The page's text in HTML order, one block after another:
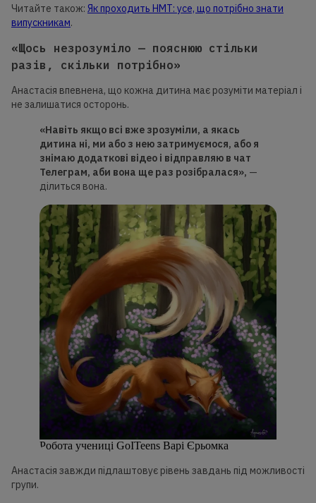
Читайте також: Як проходить НМТ: усе, що потрібно знати
випускникам.
«Щось незрозуміло — пояснюю стільки
разів, скільки потрібно»
Анастасія впевнена, що кожна дитина має розуміти матеріал і
не залишатися осторонь.
«Навіть якщо всі вже зрозуміли, а якась
дитина ні, ми або з нею затримуємося, або я
знімаю додаткові відео і відправляю в чат
Телеграм, аби вона ще раз розібралася», —
ділиться вона.
Робота учениці GoITeens Варі Єрьомка
Анастасія завжди підлаштовує рівень завдань під можливості
групи.